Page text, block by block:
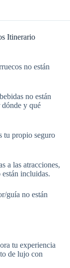
Itinerario
no están
no están
y qué
tu propio seguro
a las atracciones,
incluidas.
guía no están
tu experiencia
de lujo con